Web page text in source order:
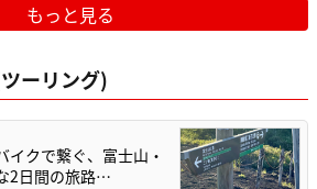
もっと見る
ーリング)
イクで繋ぐ、富士山・
2日間の旅路…